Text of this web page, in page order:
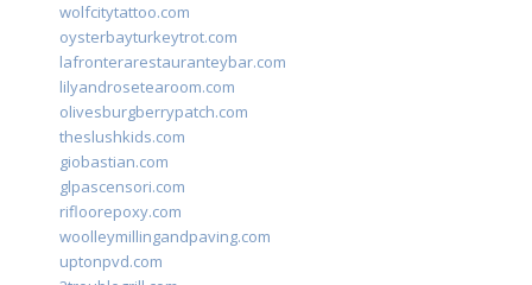
wolfcitytattoo.com
oysterbayturkeytrot.com
lafronterarestauranteybar.com
lilyandrosetearoom.com
olivesburgberrypatch.com
theslushkids.com
giobastian.com
glpascensori.com
rifloorepoxy.com
woolleymillingandpaving.com
uptonpvd.com